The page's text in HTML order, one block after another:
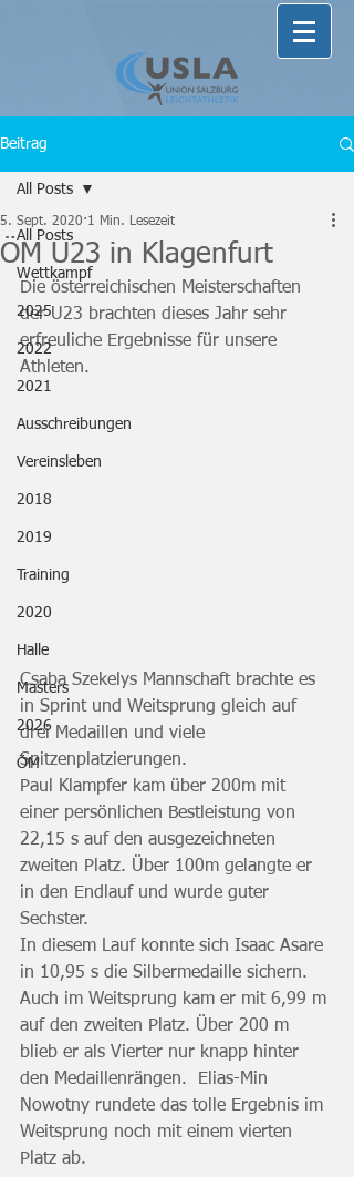
Beitrag
All Posts
Wettkampf
2025
2022
2021
Ausschreibungen
Vereinsleben
2018
2019
Training
2020
Halle
Masters
2026
ÖM
All Posts
ÖM U23 in Klagenfurt
5. Sept. 2020 1 Min. Lesezeit
Die österreichischen Meisterschaften
der U23 brachten dieses Jahr sehr
erfreuliche Ergebnisse für unsere
Athleten.
Csaba Szekelys Mannschaft brachte es
in Sprint und Weitsprung gleich auf
drei Medaillen und viele
Spitzenplatzierungen.
Paul Klampfer kam über 200m mit
einer persönlichen Bestleistung von
22,15 s auf den ausgezeichneten
zweiten Platz. Über 100m gelangte er
in den Endlauf und wurde guter
Sechster.
In diesem Lauf konnte sich Isaac Asare
in 10,95 s die Silbermedaille sichern.
Auch im Weitsprung kam er mit 6,99 m
auf den zweiten Platz. Über 200 m
blieb er als Vierter nur knapp hinter
den Medaillenrängen.  Elias-Min
Nowotny rundete das tolle Ergebnis im
Weitsprung noch mit einem vierten
Platz ab.